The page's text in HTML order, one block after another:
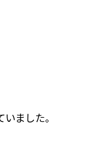
いました。